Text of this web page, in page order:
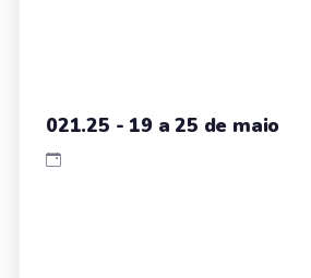
021.25 - 19 a 25 de maio